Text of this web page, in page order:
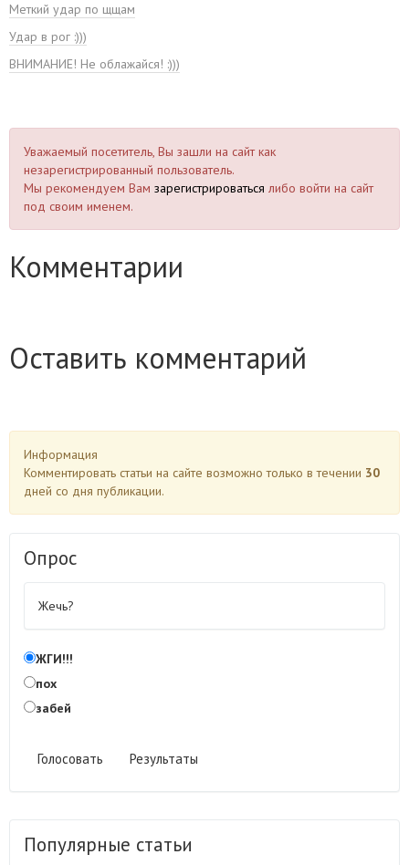
Меткий удар по щщам
Удар в рог :)))
ВНИМАНИЕ! Не облажайся! :)))
Уважаемый посетитель, Вы зашли на сайт как
незарегистрированный пользователь.
Мы рекомендуем Вам зарегистрироваться либо войти на сайт
под своим именем.
Комментарии
Оставить комментарий
Информация
Комментировать статьи на сайте возможно только в течении 30
дней со дня публикации.
Опрос
Жечь?
ЖГИ!!!
пох
забей
Голосовать Результаты
Популярные статьи